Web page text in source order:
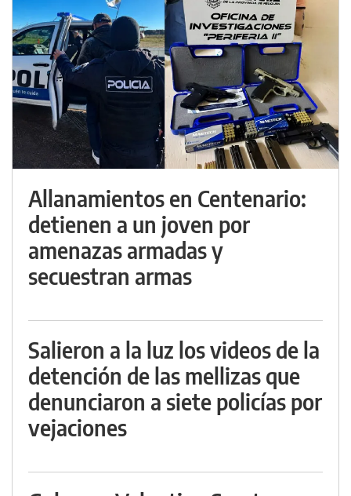
Allanamientos en Centenario:
detienen a un joven por
amenazas armadas y
secuestran armas
Salieron a la luz los videos de la
detención de las mellizas que
denunciaron a siete policías por
vejaciones